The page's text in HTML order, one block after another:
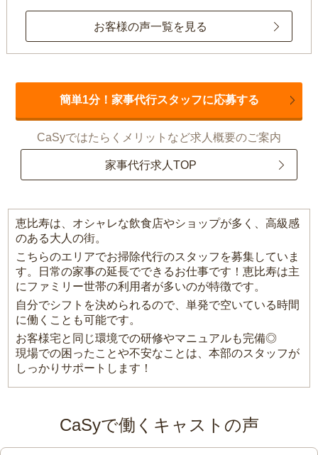
お客様の声一覧を見る
簡単1分！家事代行スタッフに応募する
CaSyではたらくメリットなど求人概要のご案内
家事代行求人TOP
恵比寿は、オシャレな飲食店やショップが多く、高級感
のある大人の街。
こちらのエリアでお掃除代行のスタッフを募集していま
す。日常の家事の延長でできるお仕事です！恵比寿は主
にファミリー世帯の利用者が多いのが特徴です。
自分でシフトを決められるので、単発で空いている時間
に働くことも可能です。
お客様宅と同じ環境での研修やマニュアルも完備◎
現場での困ったことや不安なことは、本部のスタッフが
しっかりサポートします！
CaSyで働くキャストの声